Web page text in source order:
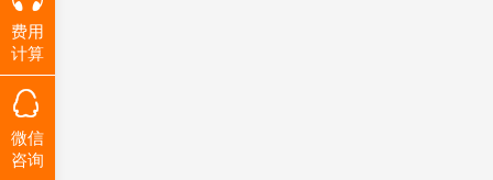
费用
计算
微信
咨询